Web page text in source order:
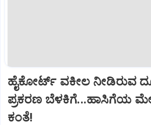
ಹೈಕೋರ್ಟ್‌ ವಕೀಲ ನೀಡಿರುವ
ಪ್ರಕರಣ ಬೆಳಕಿಗೆ...ಹಾಸಿಗೆಯ
ಕಂತೆ!